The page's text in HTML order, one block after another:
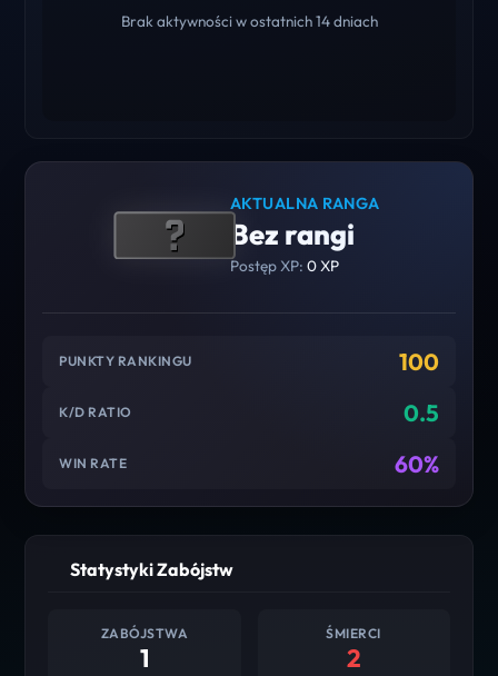
Brak aktywności w ostatnich 14 dniach
AKTUALNA RANGA
Bez rangi
Postęp XP: 0 XP
PUNKTY RANKINGU 100
K/D RATIO 0.5
WIN RATE 60%
Statystyki Zabójstw
ZABÓJSTWA
1
ŚMIERCI
2